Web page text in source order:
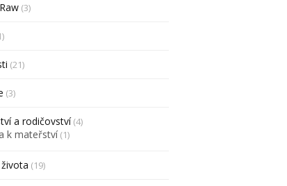
(3)
(21)
(3)
a rodičovství(4)
k mateřství(1)
(19)